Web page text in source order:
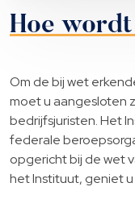
Hoe
Om de bij wet
moet u aangesloten
bedrijfsjuristen. Het
federale
opgericht bij de wet
het Instituut, geniet